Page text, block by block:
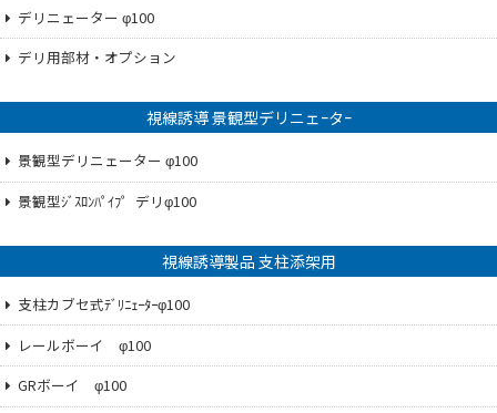
デリニェーター φ100
デリ用部材・オプション
視線誘導 景観型デリニェｰタｰ
景観型デリニェーター φ100
景観型ｼﾞｽﾛﾝﾊﾟｲﾌ゜デリφ100
視線誘導製品 支柱添架用
支柱カブセ式ﾃﾞﾘﾆｪｰﾀｰφ100
レールボーイ φ100
GRボーイ φ100